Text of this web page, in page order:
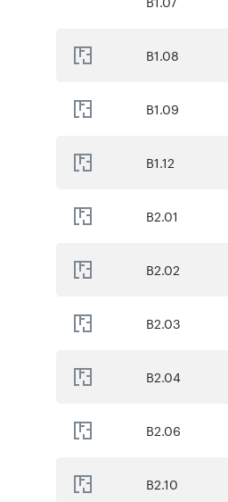
B1.08
B1.09
B1.12
B2.01
B2.02
B2.03
B2.04
B2.06
B2.10